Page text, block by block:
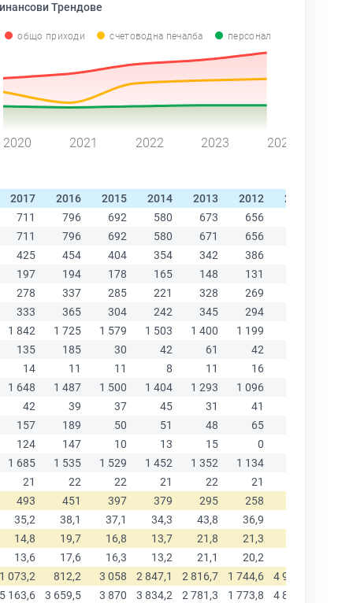
Трендове
общо приходи счетоводна печалба персонал
2020 2021 2022 2023 2024
2017 2016 2015 2014 2013 2012 2011